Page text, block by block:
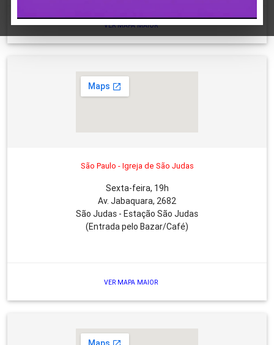
VER MAPA MAIOR
São Paulo - Igreja de São Judas
Sexta-feira, 19h
Av. Jabaquara, 2682
São Judas - Estação São Judas
(Entrada pelo Bazar/Café)
VER MAPA MAIOR